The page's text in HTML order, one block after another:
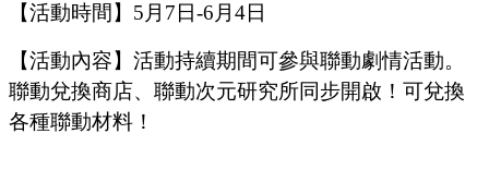
【活動時間】 5 月 7 日-6 月 4日
【活動內容】活動持續期間可參與聯動劇情活動。
聯動兌換商店、聯動次元研究所同步開啟！可兌換
各種聯動材料！